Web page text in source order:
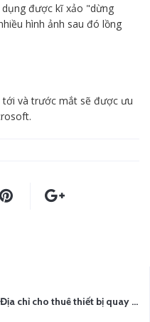
được kĩ xảo "dừng
hình ảnh sau đó lồng
và trước mắt sẽ được ưu
YCN MEDIA – Địa chỉ cho thuê thiết bị quay chụp uy tín tại Hà Nội